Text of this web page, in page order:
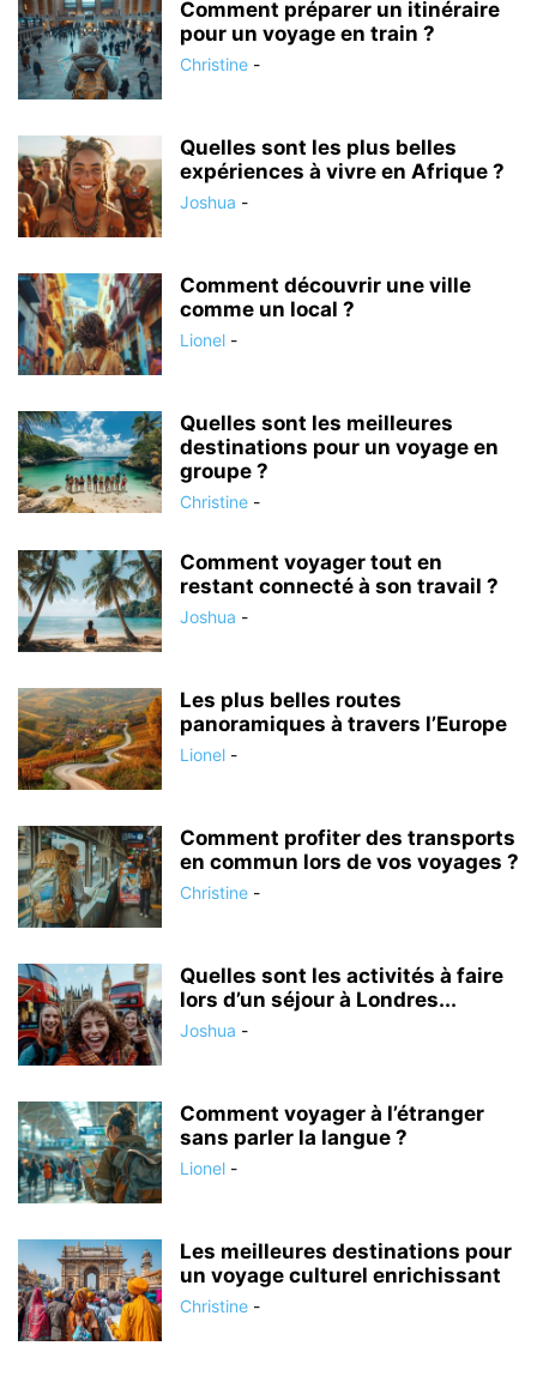
Comment préparer un itinéraire
pour un voyage en train ?
Christine -
Quelles sont les plus belles
expériences à vivre en Afrique ?
Joshua -
Comment découvrir une ville
comme un local ?
Lionel -
Quelles sont les meilleures
destinations pour un voyage en
groupe ?
Christine -
Comment voyager tout en
restant connecté à son travail ?
Joshua -
Les plus belles routes
panoramiques à travers l’Europe
Lionel -
Comment profiter des transports
en commun lors de vos voyages ?
Christine -
Quelles sont les activités à faire
lors d’un séjour à Londres...
Joshua -
Comment voyager à l’étranger
sans parler la langue ?
Lionel -
Les meilleures destinations pour
un voyage culturel enrichissant
Christine -